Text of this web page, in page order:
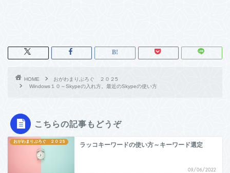
HOME
おがわまりぶろぐ ２０２5
Windows１０～Skypeの入れ方。最近のSkypeの使い方
こちらの記事もどうぞ
おがわまりぶろぐ ２０２5 ラッコキーワードの使い方～キーワード選定
09/06/2022